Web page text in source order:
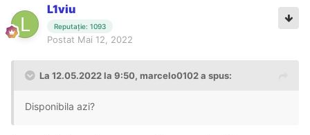
L1viu
Reputație: 1093
Postat Mai 12, 2022
La 12.05.2022 la 9:50, marcelo0102a spus:
Disponibila azi?